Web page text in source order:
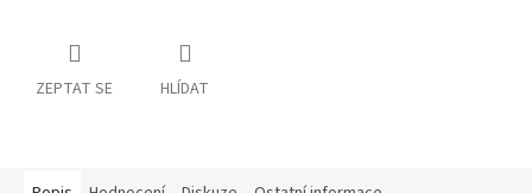
ZEPTAT SE HLÍDAT